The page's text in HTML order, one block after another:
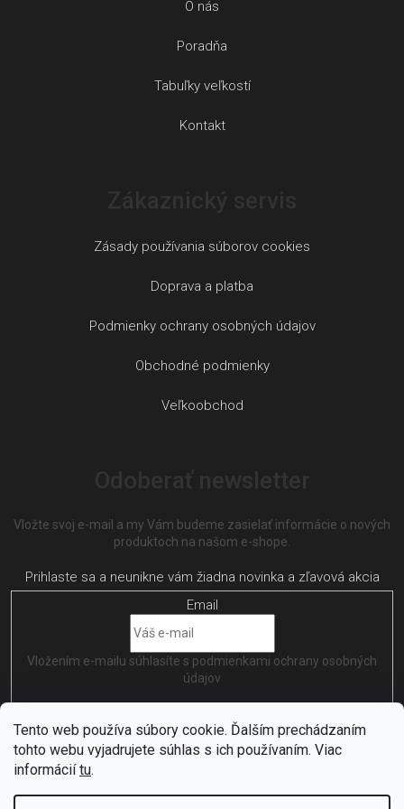
Tento web používa súbory cookie. Ďalším prechádzaním
tohto webu vyjadrujete súhlas s ich používaním. Viac
informáciítu.
O nás
Poradňa
Tabuľky veľkostí
Kontakt
Zásady používania súborov cookies
Doprava a platba
Podmienky ochrany osobných údajov
Obchodné podmienky
Veľkoobchod
Vložte svoj e-mail a my Vám budeme zasielať informácie o nových
produktoch na našom e-shope.
Email
Vložením e-mailu súhlasíte s podmienkami ochrany osobných
údajov
PRIHLÁSIŤ SA